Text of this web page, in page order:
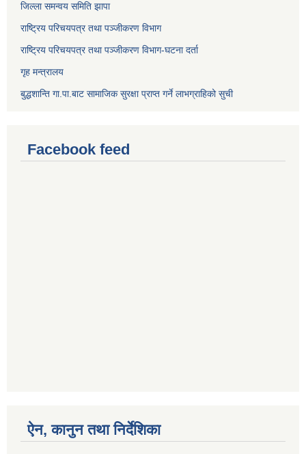
जिल्ला समन्वय समिति झापा
राष्ट्रिय परिचयपत्र तथा पञ्जीकरण विभाग
राष्ट्रिय परिचयपत्र तथा पञ्जीकरण विभाग-घटना दर्ता
गृह मन्त्रालय
बुद्धशान्ति गा.पा.बाट सामाजिक सुरक्षा प्राप्त गर्ने लाभग्राहिको सुची
Facebook feed
ऐन, कानुन तथा निर्देशिका